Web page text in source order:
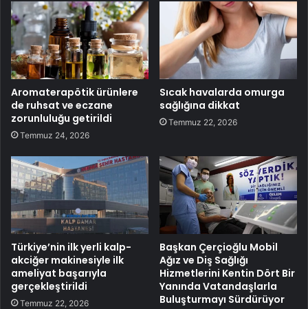
Aromaterapötik ürünlere
de ruhsat ve eczane
zorunluluğu getirildi
Temmuz 24, 2026
Sıcak havalarda omurga
sağlığına dikkat
Temmuz 22, 2026
Türkiye’nin ilk yerli kalp-
akciğer makinesiyle ilk
ameliyat başarıyla
gerçekleştirildi
Temmuz 22, 2026
Başkan Çerçioğlu Mobil
Ağız ve Diş Sağlığı
Hizmetlerini Kentin Dört Bir
Yanında Vatandaşlarla
Buluşturmayı Sürdürüyor